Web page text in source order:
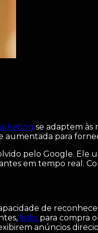
se adaptem às
aumentada para
pelo Google. Ele
em tempo real.
de
links para compra
anúncios